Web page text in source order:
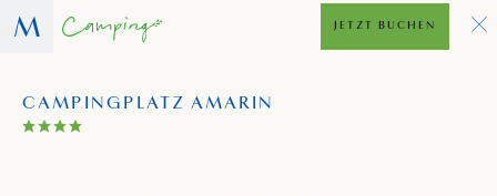
CAMPINGPLATZ AMARIN
JETZT BUCHEN